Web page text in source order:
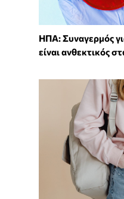
ΗΠΑ: Συναγερμός
είναι ανθεκτικός